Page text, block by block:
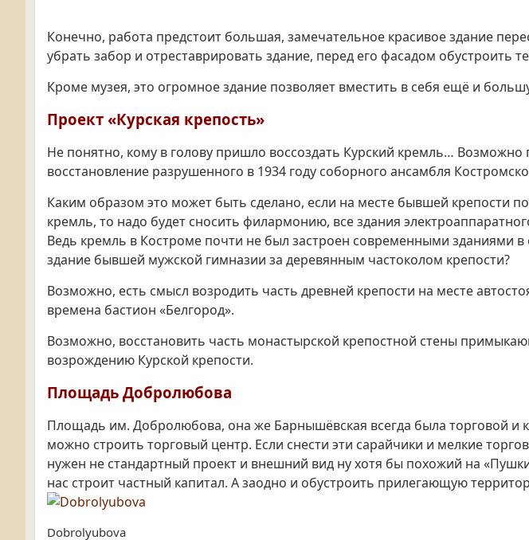
Конечно, работа предстоит большая, замечательное красивое здание
убрать забор и отреставрировать здание, перед его фасадом
Кроме музея, это огромное здание позволяет вместить в себя ещё и
Проект «Курская крепость»
Не понятно, кому в голову пришло воссоздать Курский кремль…
восстановление разрушенного в 1934 году соборного ансамбля
Каким образом это может быть сделано, если на месте бывшей крепости
кремль, то надо будет сносить филармонию, все здания
Ведь кремль в Костроме почти не был застроен современными зданиями в
здание бывшей мужской гимназии за деревянным частоколом крепости?
Возможно, есть смысл возродить часть древней крепости на месте
времена бастион «Белгород».
Возможно, восстановить часть монастырской крепостной стены
возрождению Курской крепости.
Площадь Добролюбова
Площадь им. Добролюбова, она же Барнышёвская всегда была торговой и
можно строить торговый центр. Если снести эти сарайчики и мелкие
нужен не стандартный проект и внешний вид ну хотя бы похожий на
нас строит частный капитал. А заодно и обустроить прилегающую
Dobrolyubova